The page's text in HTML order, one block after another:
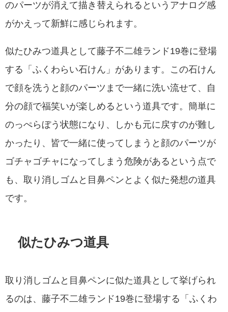
のパーツが消えて描き替えられるというアナログ感
がかえって新鮮に感じられます。
似たひみつ道具として藤子不二雄ランド19巻に登場
する「ふくわらい石けん」があります。この石けん
で顔を洗うと顔のパーツまで一緒に洗い流せて、自
分の顔で福笑いが楽しめるという道具です。簡単に
のっぺらぼう状態になり、しかも元に戻すのが難し
かったり、皆で一緒に使ってしまうと顔のパーツが
ゴチャゴチャになってしまう危険があるという点で
も、取り消しゴムと目鼻ペンとよく似た発想の道具
です。
似たひみつ道具
取り消しゴムと目鼻ペンに似た道具として挙げられ
るのは、藤子不二雄ランド19巻に登場する「ふくわ